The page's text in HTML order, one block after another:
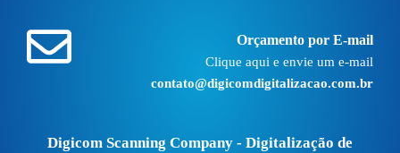
Orçamento por E-mail
Clique aqui e envie um e-mail
contato@digicomdigitalizacao.com.br
Digicom Scanning Company - Digitalização de